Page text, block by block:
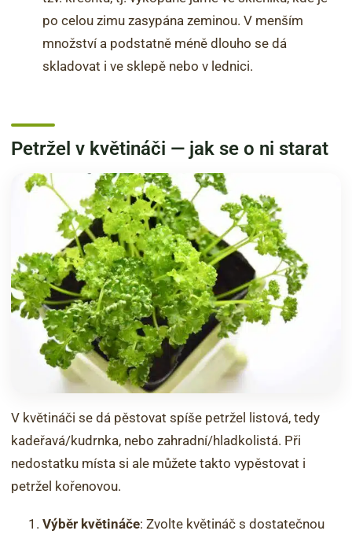
po celou zimu zasypána zeminou. V menším
množství a podstatně méně dlouho se dá
skladovat i ve sklepě nebo v lednici.
Petržel v květináči — jak se o ni starat
V květináči se dá pěstovat spíše petržel listová, tedy
kadeřavá/kudrnka, nebo zahradní/hladkolistá. Při
nedostatku místa si ale můžete takto vypěstovat i
petržel kořenovou.
Výběr květináče: Zvolte květináč s dostatečnou